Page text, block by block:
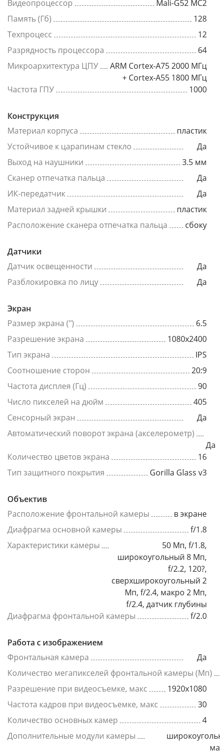
Видеопроцессор
Mali-G52 MC2
Память (Гб)
128
Техпроцесс
12
Разрядность процессора
64
Микроархитектура ЦПУ
ARM Cortex-A75 2000 МГц
+ Cortex-A55 1800 МГц
Частота ГПУ
1000
Конструкция
Материал корпуса
пластик
Устойчивое к царапинам стекло
Да
Выход на наушники
3.5 мм
Сканер отпечатка пальца
Да
ИК-передатчик
Да
Материал задней крышки
пластик
Расположение сканера отпечатка пальца
сбоку
Датчики
Датчик освещенности
Да
Разблокировка по лицу
Да
Экран
Размер экрана (")
6.5
Разрешение экрана
1080x2400
Тип экрана
IPS
Соотношение сторон
20:9
Частота дисплея (Гц)
90
Число пикселей на дюйм
405
Сенсорный экран
Да
Автоматический поворот экрана (акселерометр)
Да
Количество цветов экрана
16
Тип защитного покрытия
Gorilla Glass v3
Объектив
Расположение фронтальной камеры
в экране
Диафрагма основной камеры
f/1.8
Характеристики камеры
50 Мп, f/1.8,
широкоугольный 8 Мп,
f/2.2, 120?,
сверхширокоугольный 2
Мп, f/2.4, макро 2 Мп,
f/2.4, датчик глубины
Диафрагма фронтальной камеры
f/2.0
Работа с изображением
Фронтальная камера
Да
Количество мегапикселей фронтальной камеры (Мп)
Разрешение при видеосъемке, макс
1920x1080
Частота кадров при видеосъемке, макс
30
Количество основных камер
4
Дополнительные модули камеры